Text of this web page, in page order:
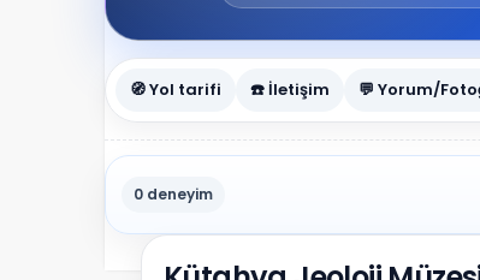
🧭 Yol tarifi ☎️ İletişim 💬 Yorum/
0 deneyim